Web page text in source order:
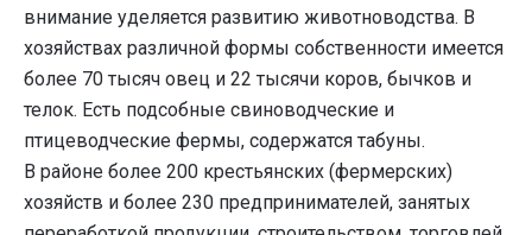
внимание уделяется развитию животноводства. В
хозяйствах различной формы собственности имеется
более 70 тысяч овец и 22 тысячи коров, бычков и
телок. Есть подсобные свиноводческие и
птицеводческие фермы, содержатся табуны.
В районе более 200 крестьянских (фермерских)
хозяйств и более 230 предпринимателей, занятых